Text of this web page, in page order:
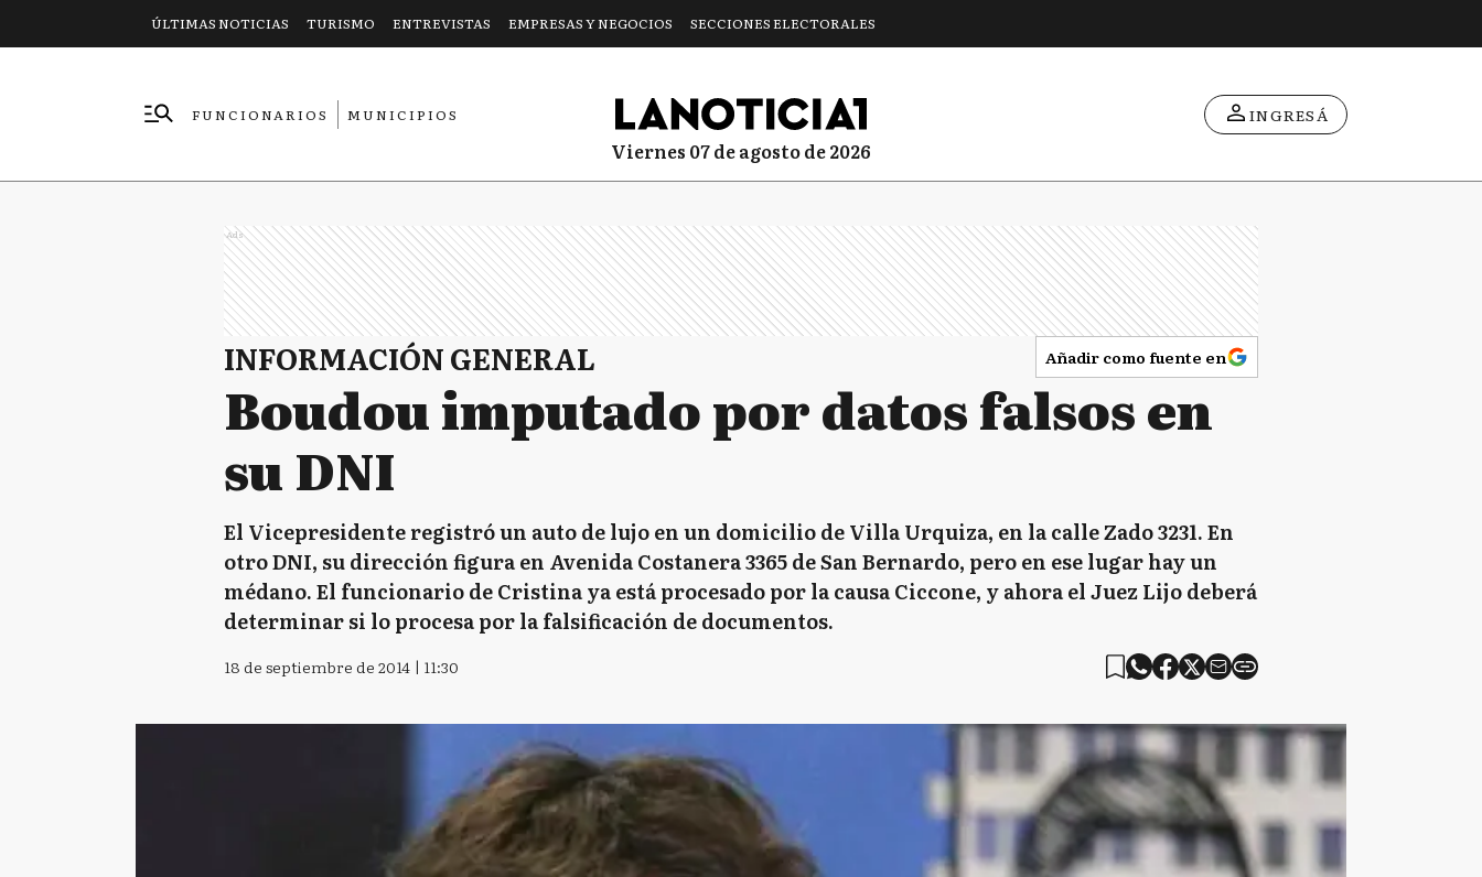
ÚLTIMAS NOTICIAS TURISMO ENTREVISTAS EMPRESAS Y NEGOCIOS SECCIONES ELECTORALES
FUNCIONARIOS
MUNICIPIOS
viernes 07 de agosto de 2026
INGRESÁ
Ads
INFORMACIÓN GENERAL Añadir como fuente en
Boudou imputado por datos falsos en
su DNI
El Vicepresidente registró un auto de lujo en un domicilio de Villa Urquiza, en la calle Zado 3231. En
otro DNI, su dirección figura en Avenida Costanera 3365 de San Bernardo, pero en ese lugar hay un
médano. El funcionario de Cristina ya está procesado por la causa Ciccone, y ahora el Juez Lijo deberá
determinar si lo procesa por la falsificación de documentos.
18 de septiembre de 2014 | 11:30